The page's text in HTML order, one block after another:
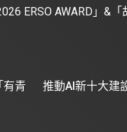
ERSO AWARD」&
有青
推動AI新十大建